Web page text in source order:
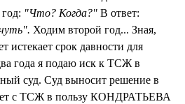
"Что? Когда?" В ответ:
Ходим второй год... Зная,
истекает срок давности для
года я подаю иск к ТСЖ в
суд. Суд выносит решение в
с ТСЖ в пользу КОНДРАТЬЕВА